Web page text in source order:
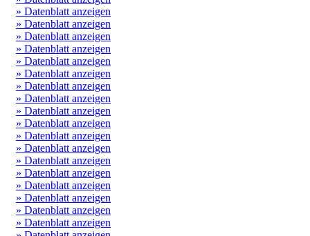
» Datenblatt anzeigen
» Datenblatt anzeigen
» Datenblatt anzeigen
» Datenblatt anzeigen
» Datenblatt anzeigen
» Datenblatt anzeigen
» Datenblatt anzeigen
» Datenblatt anzeigen
» Datenblatt anzeigen
» Datenblatt anzeigen
» Datenblatt anzeigen
» Datenblatt anzeigen
» Datenblatt anzeigen
» Datenblatt anzeigen
» Datenblatt anzeigen
» Datenblatt anzeigen
» Datenblatt anzeigen
» Datenblatt anzeigen